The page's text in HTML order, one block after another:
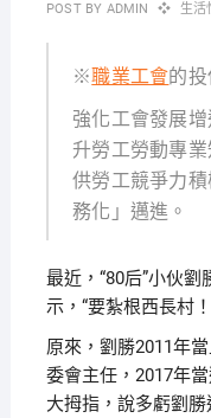
POST BY ADMIN 生活
※職業工會的
強化工會發展
升勞工勞動專
供勞工競爭力
務化」邁進。
最近，“80后”小伙劉
示，“要紮根西長村
原來，劉勝2011年
委會主任，2017年
大拇指，說多虧劉